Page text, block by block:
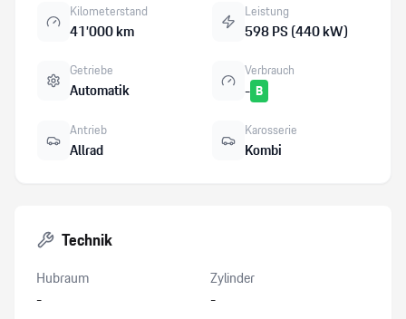
Kilometerstand
41’000 km
Leistung
598 PS (440 kW)
Getriebe
Automatik
Verbrauch
- B
Antrieb
Allrad
Karosserie
Kombi
Technik
Hubraum
-
Zylinder
-